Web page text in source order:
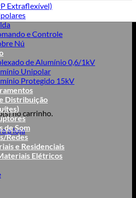
no carrinho.
a loja
Extraflexível)
e Controle
Nú
de Alumínio 0,6/1kV
Unipolar
Protegido 15kV
Distribuição
de Som
Redes
e Residenciais
Elétricos